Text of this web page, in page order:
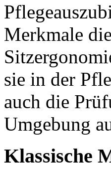
Merkmale
sie in der
auch die
Umgebung
Klassische